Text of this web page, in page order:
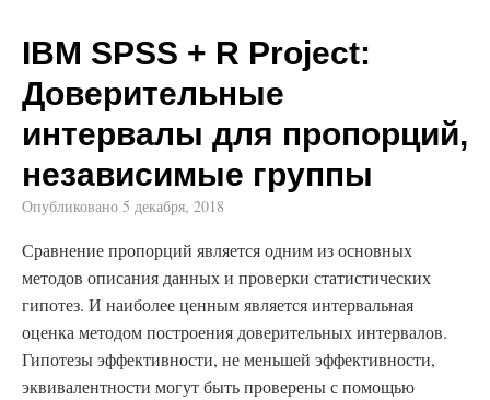
IBM SPSS + R Project:
Доверительные
интервалы для пропорций,
независимые группы
Опубликовано 5 декабря, 2018
Сравнение пропорций является одним из основных
методов описания данных и проверки статистических
гипотез. И наиболее ценным является интервальная
оценка методом построения доверительных интервалов.
Гипотезы эффективности, не меньшей эффективности,
эквивалентности могут быть проверены с помощью